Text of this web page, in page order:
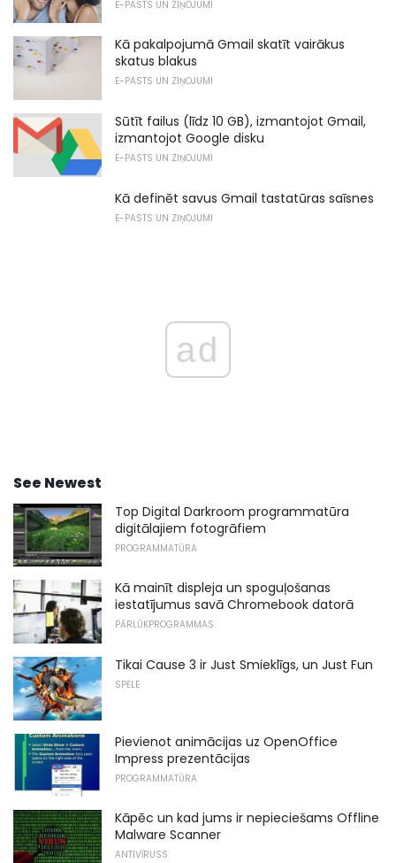
E-PASTS UN ZIŅOJUMI
Kā pakalpojumā Gmail skatīt vairākus
skatus blakus
E-PASTS UN ZIŅOJUMI
Sūtīt failus (līdz 10 GB), izmantojot Gmail,
izmantojot Google disku
E-PASTS UN ZIŅOJUMI
Kā definēt savus Gmail tastatūras saīsnes
E-PASTS UN ZIŅOJUMI
ad
See Newest
Top Digital Darkroom programmatūra
digitālajiem fotogrāfiem
PROGRAMMATŪRA
Kā mainīt displeja un spoguļošanas
iestatījumus savā Chromebook datorā
PĀRLŪKPROGRAMMAS
Tikai Cause 3 ir Just Smieklīgs, un Just Fun
SPĒLE
Pievienot animācijas uz OpenOffice
Impress prezentācijas
PROGRAMMATŪRA
Kāpēc un kad jums ir nepieciešams Offline
Malware Scanner
ANTIVĪRUSS